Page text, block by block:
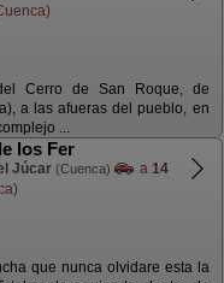
Cerro de San Roque, de
a las afueras del pueblo, en
...
los Fer
Júcar (Cuenca) a 14
que nunca olvidare esta la